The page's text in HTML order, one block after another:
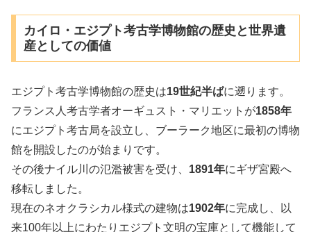
カイロ・エジプト考古学博物館の歴史と世界遺
産としての価値
エジプト考古学博物館の歴史は19世紀半ばに遡ります。
フランス人考古学者オーギュスト・マリエットが1858年
にエジプト考古局を設立し、ブーラーク地区に最初の博物
館を開設したのが始まりです。
その後ナイル川の氾濫被害を受け、 1891年にギザ宮殿へ
移転しました。
現在のネオクラシカル様式の建物は1902年に完成し、以
来100年以上にわたりエジプト文明の宝庫として機能して